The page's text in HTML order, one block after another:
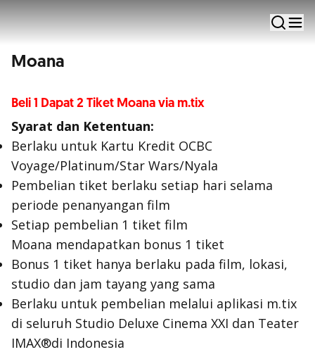
Moana
Moana
Beli 1 Dapat 2 Tiket Moana via m.tix
Syarat dan Ketentuan:
Berlaku untuk Kartu Kredit OCBC
Voyage/Platinum/Star Wars/Nyala
Pembelian tiket berlaku setiap hari selama
periode penanyangan film
Setiap pembelian 1 tiket film
Moana mendapatkan bonus 1 tiket
Bonus 1 tiket hanya berlaku pada film, lokasi,
studio dan jam tayang yang sama
Berlaku untuk pembelian melalui aplikasi m.tix
di seluruh Studio Deluxe Cinema XXI dan Teater
IMAX®di Indonesia